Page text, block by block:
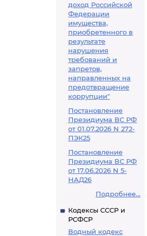
доход Российской
Федерации
имущества,
приобретенного в
результате
нарушения
требований и
запретов,
направленных на
предотвращение
коррупции"
Постановление
Президиума ВС РФ
от 01.07.2026 N 272-
ПЭК25
Постановление
Президиума ВС РФ
от 17.06.2026 N 5-
НАД26
Подробнее...
Кодексы СССР и
РСФСР
Водный кодекс